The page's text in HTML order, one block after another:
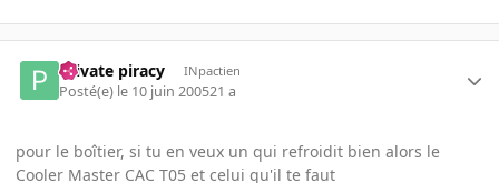
Private piracy INpactien
Posté(e) le 10 juin 200521 a
pour le boîtier, si tu en veux un qui refroidit bien alors le
Cooler Master CAC T05 et celui qu'il te faut